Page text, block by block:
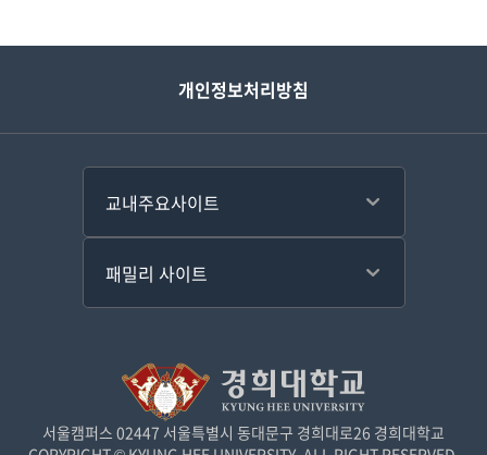
개인정보처리방침
서울캠퍼스 02447 서울특별시 동대문구 경희대로26 경희대학교